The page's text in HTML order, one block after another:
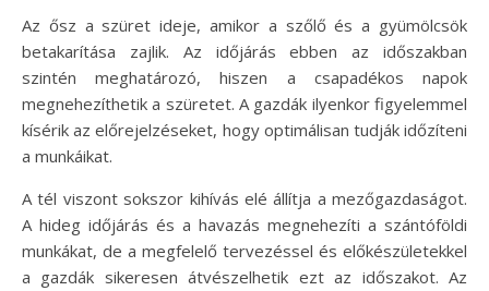
Az ősz a szüret ideje, amikor a szőlő és a gyümölcsök
betakarítása zajlik. Az időjárás ebben az időszakban
szintén meghatározó, hiszen a csapadékos napok
megnehezíthetik a szüretet. A gazdák ilyenkor figyelemmel
kísérik az előrejelzéseket, hogy optimálisan tudják időzíteni
a munkáikat.
A tél viszont sokszor kihívás elé állítja a mezőgazdaságot.
A hideg időjárás és a havazás megnehezíti a szántóföldi
munkákat, de a megfelelő tervezéssel és előkészületekkel
a gazdák sikeresen átvészelhetik ezt az időszakot. Az